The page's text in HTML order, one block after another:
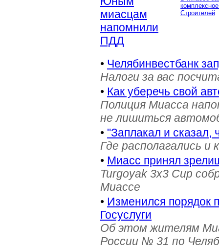
миасцам
напомнили
ПДД
Строителей
• Челябинвестбанк
Налоги за вас
• Как уберечь свой
Полиция Миасса
не лишиться
• "Заплакал и сказал,
Где располагались и
• Миасс принял
Turgoyak 3x3 Cup
Миассе
• Изменился порядок
Госуслуги
Об этом жителям
России № 31 по